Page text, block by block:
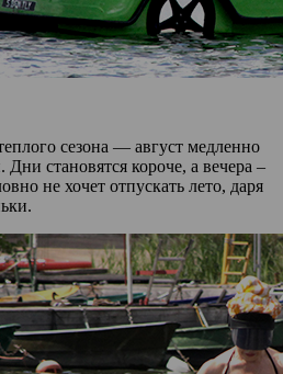
сезона — август медленно
Дни становятся короче, а вечера –
не хочет отпускать лето, даря